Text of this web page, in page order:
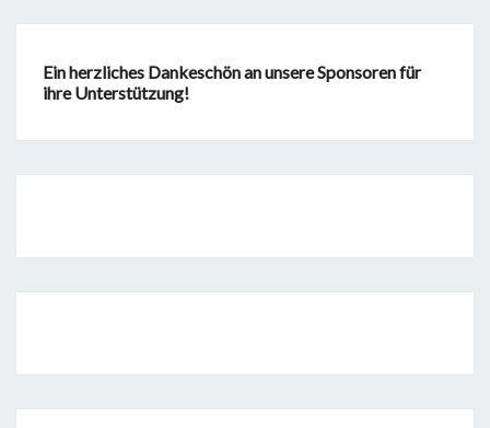
Ein herzliches Dankeschön an unsere Sponsoren für
ihre Unterstützung!